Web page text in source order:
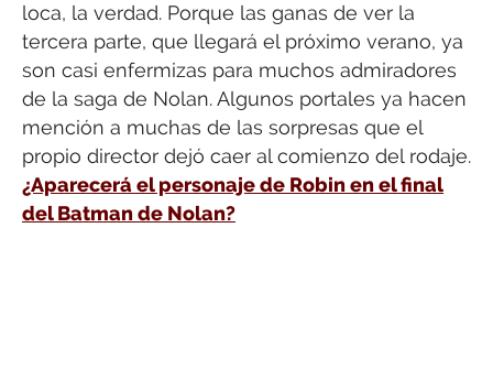
loca, la verdad. Porque las ganas de ver la
tercera parte, que llegará el próximo verano, ya
son casi enfermizas para muchos admiradores
de la saga de Nolan. Algunos portales ya hacen
mención a muchas de las sorpresas que el
propio director dejó caer al comienzo del rodaje.
¿Aparecerá el personaje de Robin en el final
del Batman de Nolan?